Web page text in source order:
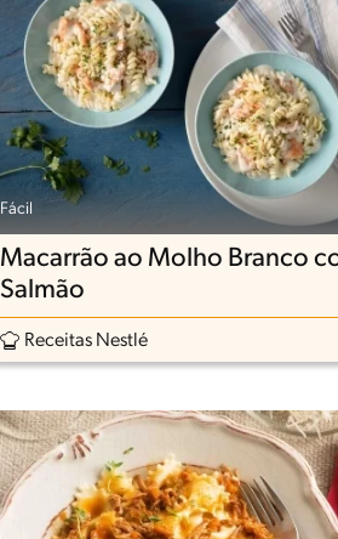
Fácil
Macarrão ao Molho Branco
Salmão
Receitas Nestlé